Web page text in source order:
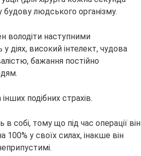
людського організму.
володіти наступними
у діях, високий інтелект, чудова
бажання постійно
подібних страхів.
собі, тому що під час операції він
у своїх силах, інакше він